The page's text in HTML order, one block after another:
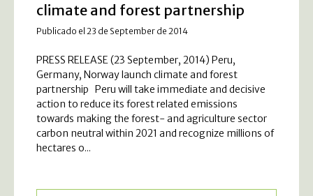
climate and forest partnership
Publicado el 23 de September de 2014
PRESS RELEASE (23 September, 2014) Peru,
Germany, Norway launch climate and forest
partnership Peru will take immediate and decisive
action to reduce its forest related emissions
towards making the forest- and agriculture sector
carbon neutral within 2021 and recognize millions of
hectares o...